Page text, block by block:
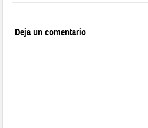
Deja un comentario